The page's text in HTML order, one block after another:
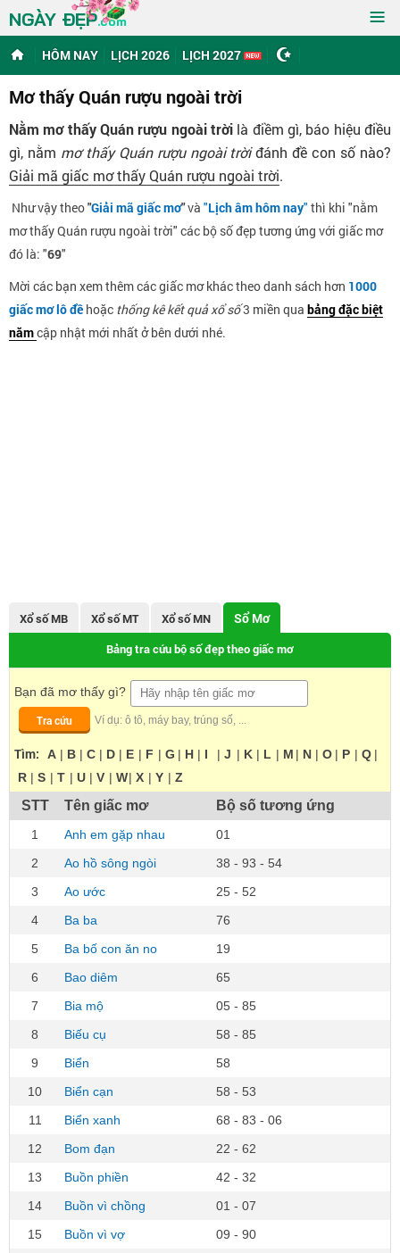
NGÀY ĐẸP.com ≡
HÔM NAY LỊCH 2026 LỊCH 2027
Mơ thấy Quán rượu ngoài trời
Nằm mơ thấy Quán rượu ngoài trời là điềm gì, báo hiệu điều
gì, nằm mơ thấy Quán rượu ngoài trờiđánh đề con số nào?
Giải mã giấc mơ thấy Quán rượu ngoài trời.
Như vậy theo"Giải mã giấc mơ"và "Lịch âm hôm nay" thì khi "nằm
mơ thấy Quán rượu ngoài trời" các bộ số đẹp tương ứng với giấc mơ
đó là: "69"
Mời các bạn xem thêm các giấc mơ khác theo danh sách hơn 1000
giấc mơ lô đề hoặc thống kê kết quả xổ số3 miền qua bảng đặc biệt
nămcập nhật mới nhất ở bên dưới nhé.
Xổ số MB Xổ số MT Xổ số MN Sổ Mơ
Bảng tra cứu bộ số đẹp theo giấc mơ
Bạn đã mơ thấy gì?
Tra cứu
Ví dụ: ô tô, máy bay, trúng số, ...
Tìm: A | B | C | D | E | F | G | H | I | J | K | L | M | N | O | P | Q |
R | S | T | U | V | W| X | Y | Z
STT Tên giấc mơ Bộ số tương ứng
1 Anh em gặp nhau
01
2
Ao hồ sông ngòi
38 - 93 - 54
3
Ao ước
25 - 52
4
Ba ba
76
5
Ba bố con ăn no
19
6
Bao diêm
65
7
Bia mộ
05 - 85
8
Biếu cụ
58 - 85
9
Biển
58
10
Biển cạn
58 - 53
11
Biển xanh
68 - 83 - 06
12
Bom đạn
22 - 62
13
Buồn phiền
42 - 32
14
Buồn vì chồng
01 - 07
15
Buồn vì vợ
09 - 90